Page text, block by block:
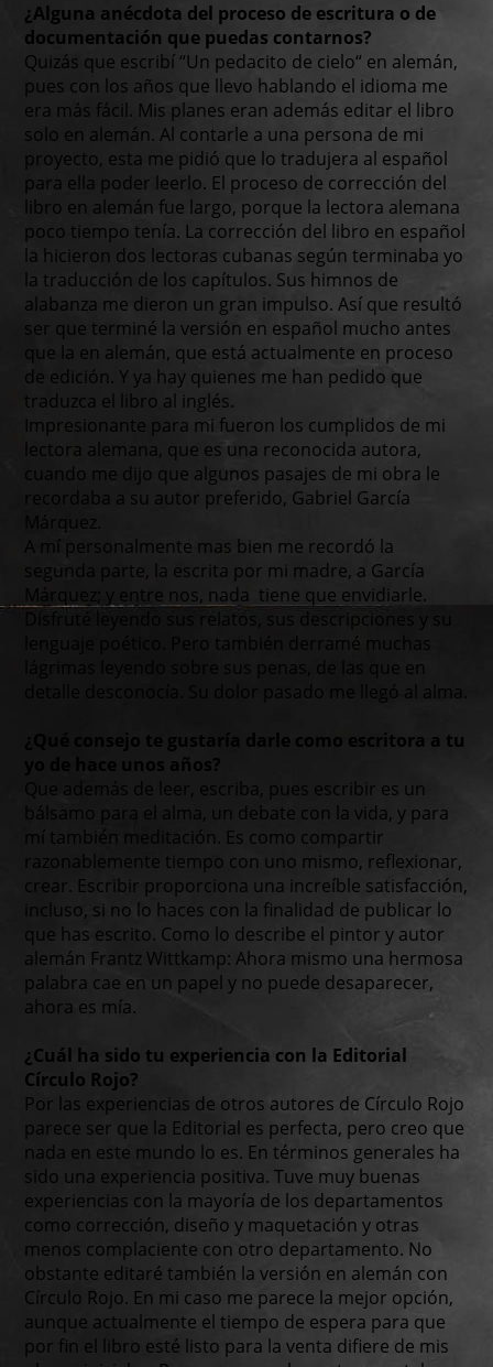
¿Alguna anécdota del proceso de escritura o de
documentación que puedas contarnos?
Quizás que escribí “Un pedacito de cielo“ en alemán,
pues con los años que llevo hablando el idioma me
era más fácil. Mis planes eran además editar el libro
solo en alemán. Al contarle a una persona de mi
proyecto, esta me pidió que lo tradujera al español
para ella poder leerlo. El proceso de corrección del
libro en alemán fue largo, porque la lectora alemana
poco tiempo tenía. La corrección del libro en español
la hicieron dos lectoras cubanas según terminaba yo
la traducción de los capítulos. Sus himnos de
alabanza me dieron un gran impulso. Así que resultó
ser que terminé la versión en español mucho antes
que la en alemán, que está actualmente en proceso
de edición. Y ya hay quienes me han pedido que
traduzca el libro al inglés.
Impresionante para mi fueron los cumplidos de mi
lectora alemana, que es una reconocida autora,
cuando me dijo que algunos pasajes de mi obra le
recordaba a su autor preferido, Gabriel García
Márquez.
A mí personalmente mas bien me recordó la
segunda parte, la escrita por mi madre, a García
Márquez; y entre nos, nada tiene que envidiarle.
Disfruté leyendo sus relatos, sus descripciones y su
lenguaje poético. Pero también derramé muchas
lágrimas leyendo sobre sus penas, de las que en
detalle desconocía. Su dolor pasado me llegó al alma.
¿Qué consejo te gustaría darle como escritora a tu
yo de hace unos años?
Que además de leer, escriba, pues escribir es un
bálsamo para el alma, un debate con la vida, y para
mí también meditación. Es como compartir
razonablemente tiempo con uno mismo, reflexionar,
crear. Escribir proporciona una increíble satisfacción,
incluso, si no lo haces con la finalidad de publicar lo
que has escrito. Como lo describe el pintor y autor
alemán Frantz Wittkamp: Ahora mismo una hermosa
palabra cae en un papel y no puede desaparecer,
ahora es mía.
¿Cuál ha sido tu experiencia con la Editorial
Círculo Rojo?
Por las experiencias de otros autores de Círculo Rojo
parece ser que la Editorial es perfecta, pero creo que
nada en este mundo lo es. En términos generales ha
sido una experiencia positiva. Tuve muy buenas
experiencias con la mayoría de los departamentos
como corrección, diseño y maquetación y otras
menos complaciente con otro departamento. No
obstante editaré también la versión en alemán con
Círculo Rojo. En mi caso me parece la mejor opción,
aunque actualmente el tiempo de espera para que
por fin el libro esté listo para la venta difiere de mis